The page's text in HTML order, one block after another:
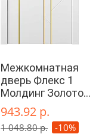
Межкомнатная
дверь Флекс 1
Молдинг Золото
глухая
943.92 р.
1 048.80 р. -10%